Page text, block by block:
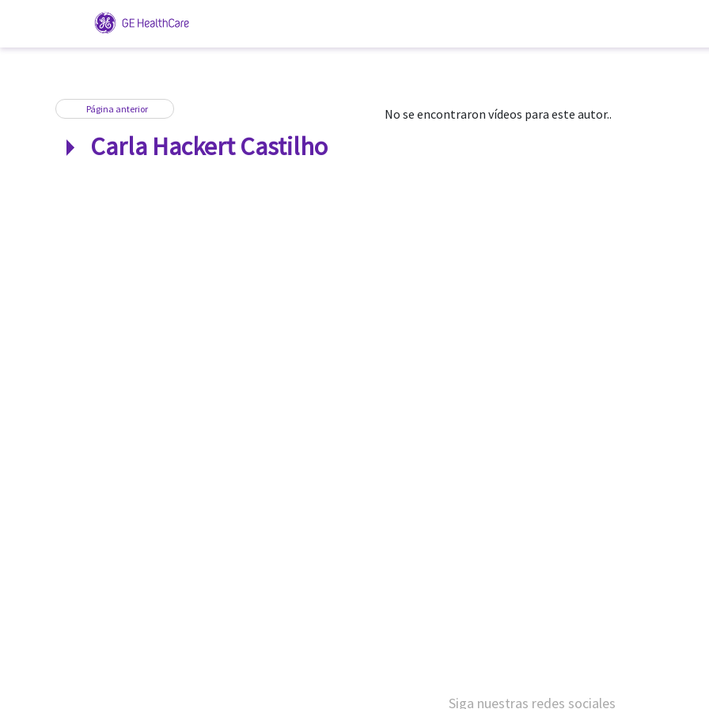
Página anterior
0 VÍDEOS
Carla Hackert Castilho
No se encontraron vídeos para este autor..
Siga nuestras redes sociales